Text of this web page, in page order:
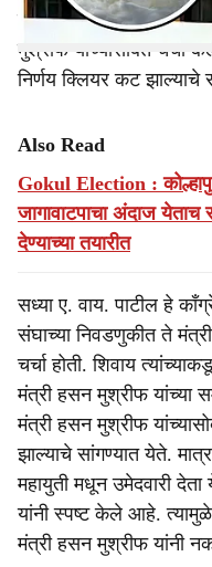
पाटील यांच्याबाबत संभ्रम
मुश्रीफ यांच्यासोबत चर्चा
निर्णय क्लियर कट झाल्याचे
Also Read
Gokul Election :
जागावाटपाचा अंदाज येताच
देण्याच्या तयारीत
सध्या ए. वाय. पाटील हे
संघाच्या निवडणुकीत ते
चर्चा होती. शिवाय
मंत्री हसन मुश्रीफ यांच्या
मंत्री हसन मुश्रीफ
झाल्याचे सांगण्यात येते.
महायुती मधून उमेदवारी
यांनी स्पष्ट केले आहे. त्यामुळे
मंत्री हसन मुश्रीफ यांनी